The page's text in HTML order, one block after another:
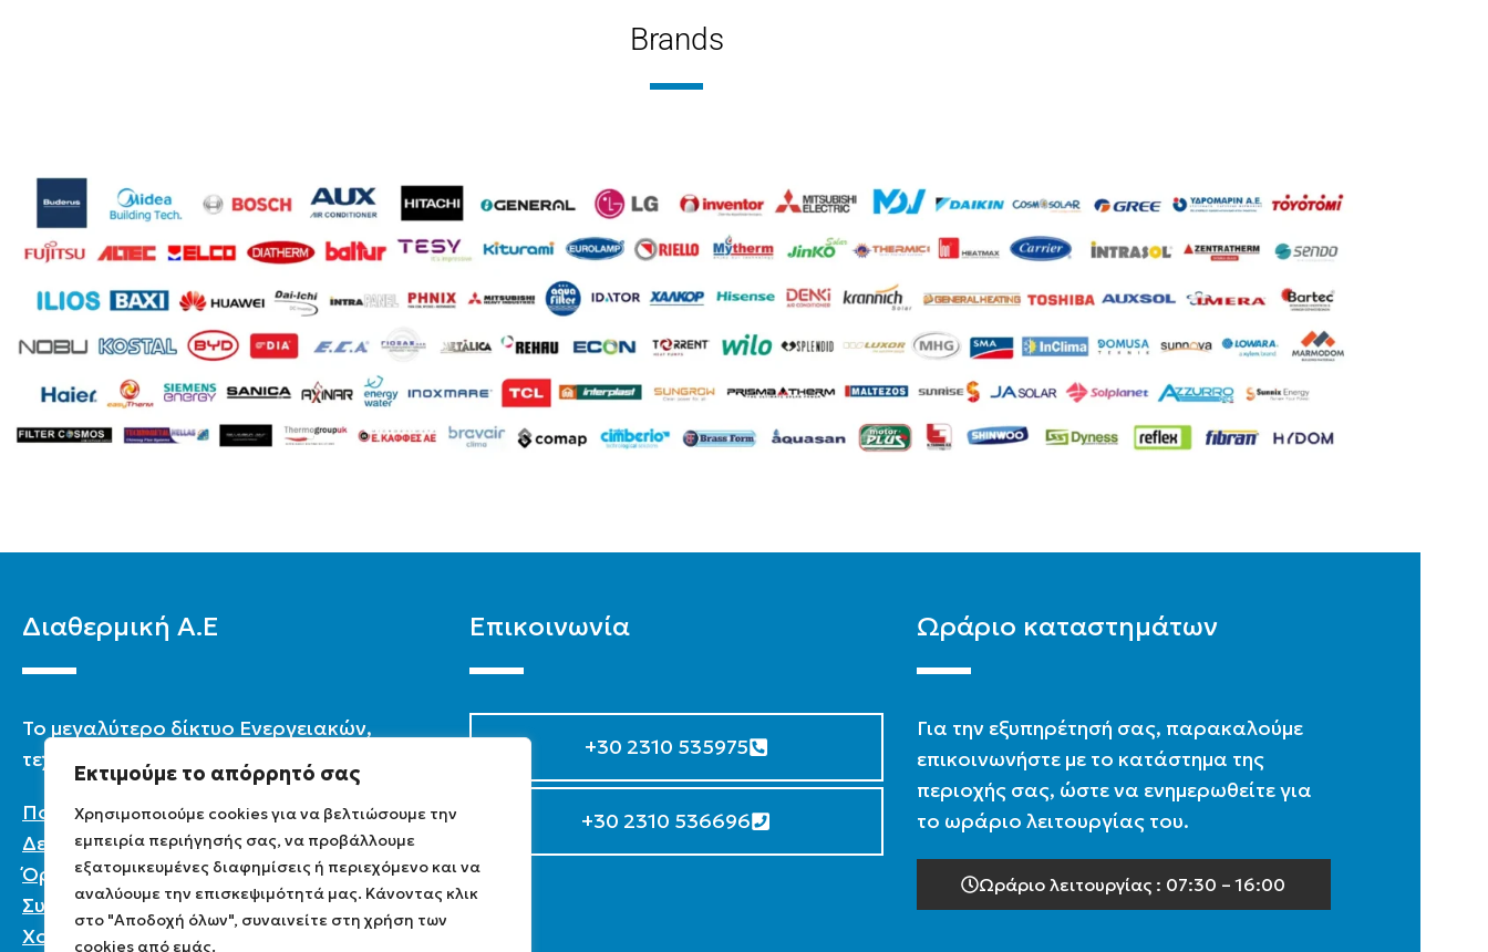
Εκτιμούμε το απόρρητό σας
Χρησιμοποιούμε cookies για να βελτιώσουμε την
εμπειρία περιήγησής σας, να προβάλλουμε
εξατομικευμένες διαφημίσεις ή περιεχόμενο και να
αναλύουμε την επισκεψιμότητά μας. Κάνοντας κλικ
στο "Αποδοχή όλων", συναινείτε στη χρήση των
cookies από εμάς.
Brands
Διαθερμική Α.Ε
To μεγαλύτερο δίκτυο Ενεργειακών,
τεχνικών & καταστημάτων στην Ελλάδα.
Πολιτική Προστασίας Προσωπικών
Δεδομένων
Όροι χρήσης
Συχνές ερωτήσεις
Χονδρική
Επικοινωνία
+30 2310 535975
+30 2310 536696
Ωράριο καταστημάτων
Για την εξυπηρέτησή σας, παρακαλούμε
επικοινωνήστε με το κατάστημα της
περιοχής σας, ώστε να ενημερωθείτε για
το ωράριο λειτουργίας του.
Ωράριο λειτουργίας : 07:30 – 16:00